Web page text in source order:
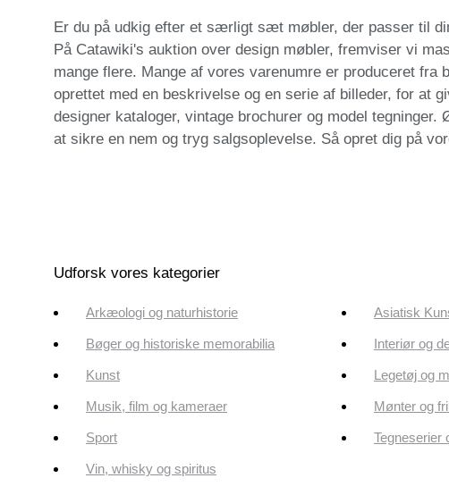
Er du på udkig efter et særligt sæt møbler, der passer til
På Catawiki's auktion over design møbler, fremviser vi
mange flere. Mange af vores varenumre er produceret
oprettet med en beskrivelse og en serie af billeder, for at
designer kataloger, vintage brochurer og model
at sikre en nem og tryg salgsoplevelse. Så opret dig på
Udforsk vores kategorier
Arkæologi og naturhistorie Asiatisk
Bøger og historiske memorabilia Interiør og
Kunst Legetøj og
Musik, film og kameraer Mønter og
Sport Tegneserier
Vin, whisky og spiritus